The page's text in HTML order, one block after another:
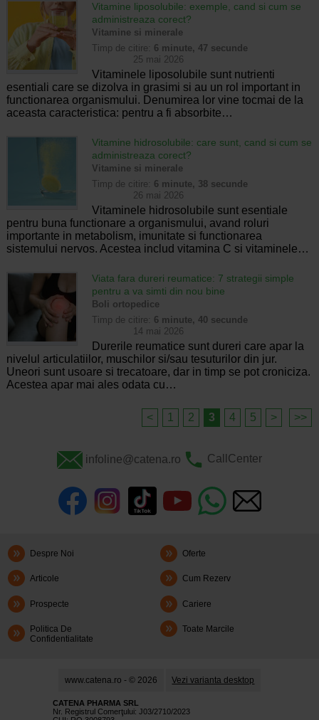
Vitamine liposolubile: exemple, cand si cum se
administreaza corect?
Vitamine si minerale
Timp de citire: 6 minute, 47 secunde
25 mai 2026
Vitaminele liposolubile sunt nutrienti
esentiali care se dizolva in grasimi si au un rol important in
functionarea organismului. Denumirea lor vine tocmai de la
aceasta caracteristica: pentru a fi absorbite…
Vitamine hidrosolubile: care sunt, cand si cum se
administreaza corect?
Vitamine si minerale
Timp de citire: 6 minute, 38 secunde
26 mai 2026
Vitaminele hidrosolubile sunt esentiale
pentru buna functionare a organismului, avand roluri
importante in metabolism, imunitate si functionarea
sistemului nervos. Acestea includ vitamina C si vitaminele…
Viata fara dureri reumatice: 7 strategii simple
pentru a va simti din nou bine
Boli ortopedice
Timp de citire: 6 minute, 40 secunde
14 mai 2026
Durerile reumatice sunt dureri care apar la
nivelul articulatiilor, muschilor si/sau tesuturilor din jur.
Uneori sunt usoare si trecatoare, dar in timp se pot croniciza.
Acestea apar mai ales odata cu…
< 1 2 3 4 5 > >>
infoline@catena.ro CallCenter
Despre Noi Oferte
Articole Cum Rezerv
Prospecte Cariere
Politica De
Confidentialitate
Toate Marcile
www.catena.ro - © 2026 Vezi varianta desktop
CATENA PHARMA SRL
Nr. Registrul Comerţului: J03/2710/2023